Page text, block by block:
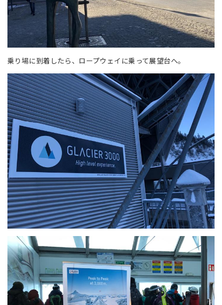
乗り場に到着したら、ロープウェイに乗って展望台へ。